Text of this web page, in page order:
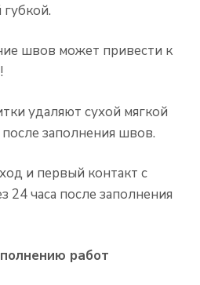
швов может привести к
удаляют сухой мягкой
заполнения швов.
и первый контакт с
часа после заполнения
работ